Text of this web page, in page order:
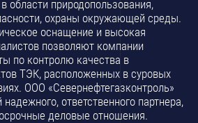
области природопользования,
охраны окружающей среды.
оснащение и высокая
позволяют компании
по контролю качества в
ТЭК, расположенных в суровых
ООО «Севернефтегазконтроль»
ответственного партнера,
деловые отношения.